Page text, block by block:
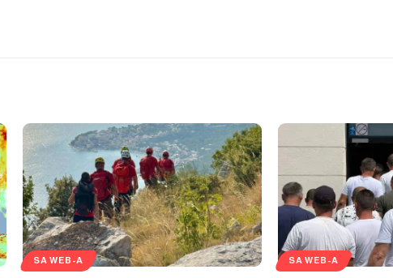
SA WEB-A SA WEB-A